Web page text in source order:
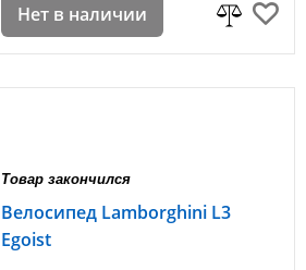
Нет в наличии
Товар закончился
Велосипед Lamborghini L3
Egoist